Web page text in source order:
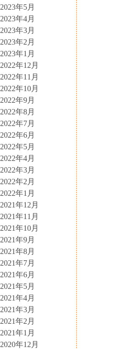
2023年5月
2023年4月
2023年3月
2023年2月
2023年1月
2022年12月
2022年11月
2022年10月
2022年9月
2022年8月
2022年7月
2022年6月
2022年5月
2022年4月
2022年3月
2022年2月
2022年1月
2021年12月
2021年11月
2021年10月
2021年9月
2021年8月
2021年7月
2021年6月
2021年5月
2021年4月
2021年3月
2021年2月
2021年1月
2020年12月